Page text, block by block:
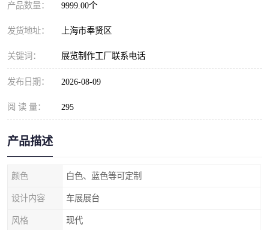
产品数量： 9999.00个
发货地址： 上海市奉贤区
关键词： 展览制作工厂联系电话
发布日期： 2026-08-09
阅 读 量： 295
产品描述
颜色 白色、蓝色等可定制
设计内容 车展展台
风格 现代